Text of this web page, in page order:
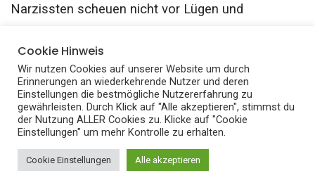
Narzissten scheuen nicht vor Lügen und
Kontrolle über Situationen und andere zu halten.
Typischer Narzissten Spruch:
„Du lügst doch“
Cookie Hinweis
Wir nutzen Cookies auf unserer Website um durch
Erinnerungen an wiederkehrende Nutzer und deren
Einstellungen die bestmögliche Nutzererfahrung zu
gewährleisten. Durch Klick auf "Alle akzeptieren", stimmst du
der Nutzung ALLER Cookies zu. Klicke auf "Cookie
Einstellungen" um mehr Kontrolle zu erhalten.
Cookie Einstellungen Alle akzeptieren